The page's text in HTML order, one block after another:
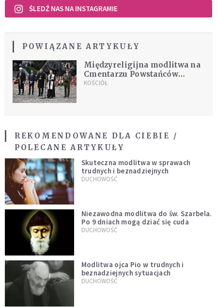
ŚLEDŹ NAS NA INSTAGRAMIE
POWIĄZANE ARTYKUŁY
Międzyreligijna modlitwa na
Cmentarzu Powstańców
Warszawy
KOŚCIÓŁ
REKOMENDOWANE DLA CIEBIE /
POLECANE ARTYKUŁY
Skuteczna modlitwa w sprawach
trudnych i beznadziejnych
DUCHOWOŚĆ
Niezawodna modlitwa do św. Szarbela.
Po 9 dniach mogą dziać się cuda
DUCHOWOŚĆ
Modlitwa ojca Pio w trudnych i
beznadziejnych sytuacjach
DUCHOWOŚĆ